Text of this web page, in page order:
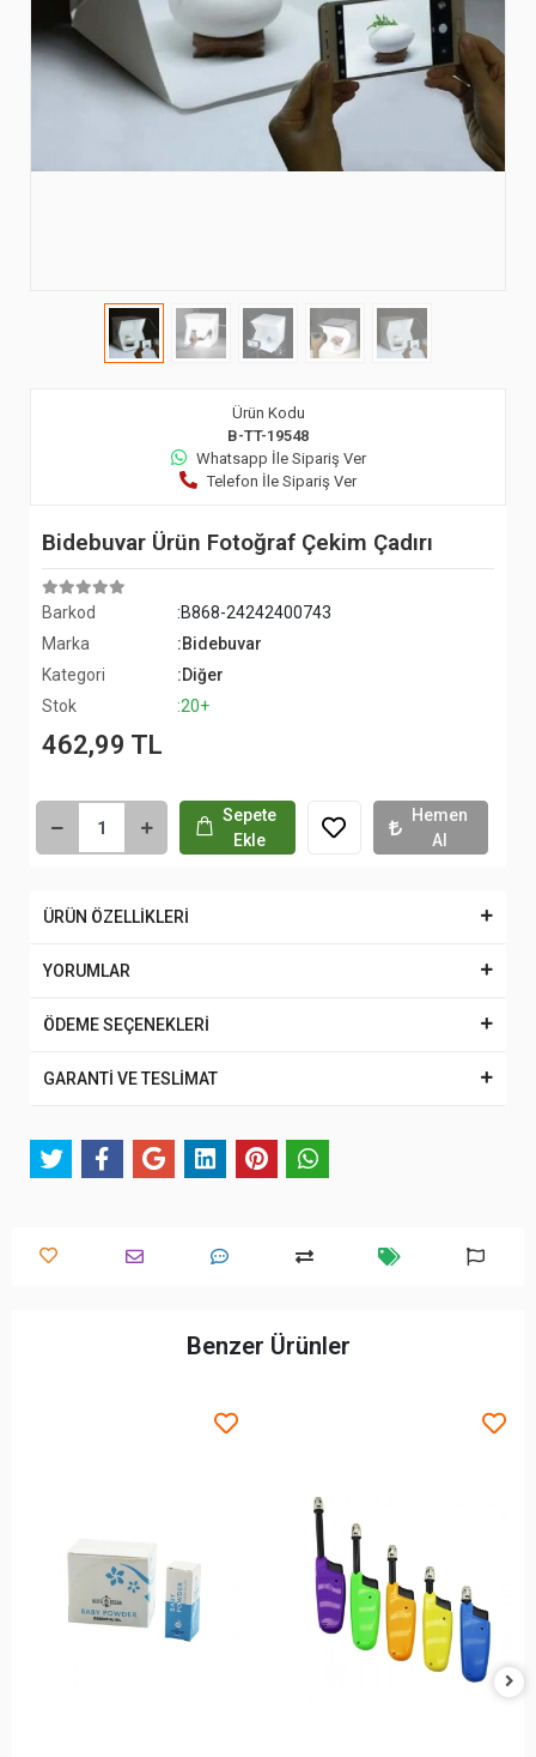
Ürün Kodu
B-TT-19548
Whatsapp İle Sipariş Ver
Telefon İle Sipariş Ver
Bidebuvar Ürün Fotoğraf Çekim Çadırı
Barkod
:B868-24242400743
Marka
:Bidebuvar
Kategori
:Diğer
Stok
:20+
462,99 TL
Sepete
Ekle
Hemen
Al
ÜRÜN ÖZELLİKLERİ
YORUMLAR
ÖDEME SEÇENEKLERİ
GARANTİ VE TESLİMAT
Benzer Ürünler